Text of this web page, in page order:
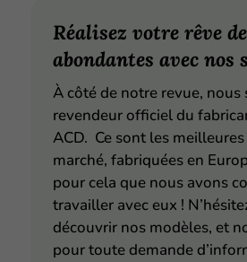
Réalisez votre rêve
abondantes avec nos
À côté de notre revue, nous
revendeur officiel du
ACD. Ce sont les
marché, fabriquées en
pour cela que nous avons
travailler avec eux !
découvrir nos modèles, et
pour toute demande